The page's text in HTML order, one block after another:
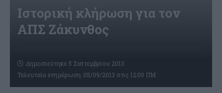
Ιστορική κλήρωση για τον
ΑΠΣ Ζάκυνθος
Τελευταία ενημέρωση: 05/09/2013 στις 12:00 ΠΜ
Δημοσιεύτηκε 5 Σεπτεμβρίου 2013